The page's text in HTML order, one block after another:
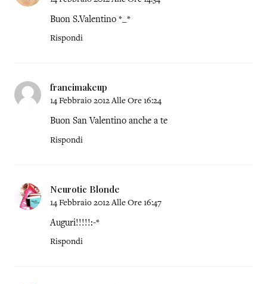
Buon S.Valentino *_*
Rispondi
francimakeup
14 Febbraio 2012 Alle Ore 16:24
Buon San Valentino anche a te
Rispondi
Neurotic Blonde
14 Febbraio 2012 Alle Ore 16:47
Auguri!!!!!:-*
Rispondi